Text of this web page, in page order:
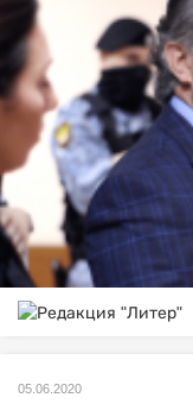
05.06.2020